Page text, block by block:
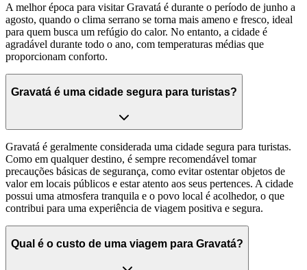
A melhor época para visitar Gravatá é durante o período de junho a
agosto, quando o clima serrano se torna mais ameno e fresco, ideal
para quem busca um refúgio do calor. No entanto, a cidade é
agradável durante todo o ano, com temperaturas médias que
proporcionam conforto.
Gravatá é uma cidade segura para turistas?
Gravatá é geralmente considerada uma cidade segura para turistas.
Como em qualquer destino, é sempre recomendável tomar
precauções básicas de segurança, como evitar ostentar objetos de
valor em locais públicos e estar atento aos seus pertences. A cidade
possui uma atmosfera tranquila e o povo local é acolhedor, o que
contribui para uma experiência de viagem positiva e segura.
Qual é o custo de uma viagem para Gravatá?